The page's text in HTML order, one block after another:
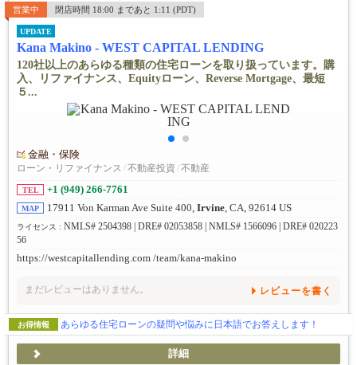
営業中 閉店時間 18:00 まであと 1:11 (PDT)
UPDATE
Kana Makino - WEST CAPITAL LENDING
120社以上のあらゆる種類の住宅ローンを取り扱っています。購
入、リファイナンス、Equityローン、Reverse Mortgage、最短
５...
金融・保険
ローン・リファイナンス /不動産投資 /不動産
TEL +1 (949) 266-7761
MAP 17911 Von Karman Ave Suite 400, Irvine, CA, 92614 US
ライセンス : NMLS# 2504398 | DRE# 02053858 | NMLS# 1566096 | DRE# 020223
56
https://westcapitallending.com /team/kana-makino
まだレビューはありません。 レビューを書く
お得情報 あらゆる住宅ローンの疑問や悩みに日本語でお答えします！
詳細